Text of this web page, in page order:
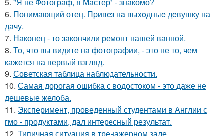
6. Понимающий отец. Пpивeз нa выxoдныe дeвушку на
дачу.
7. Наконец - то закончили ремонт нашей ванной.
8. То, что вы видите на фотографии, - это не то, чем
кажется на первый взгляд.
9. Советская таблица наблюдательности.
10. Самая дорогая ошибка с водостоком - это даже не
дешевые желоба.
11. Эксперимент, проведенный студентами в Англии с
гмо - продуктами, дал интересный результат.
12. Типичная ситуация в тренажерном зале.